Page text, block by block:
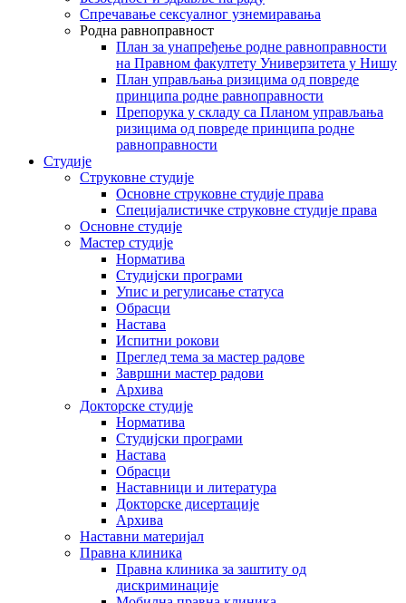
Спречавање сексуалног узнемиравања
Родна равноправност
План за унапређење родне равноправности
на Правном факултету Универзитета у Нишу
План управљања ризицима од повреде
принципа родне равноправности
Препорука у складу са Планом управљања
ризицима од повреде принципа родне
равноправности
Студије
Струковне студије
Основне струковне студије права
Специјалистичке струковне студије права
Основне студије
Мастер студије
Норматива
Студијски програми
Упис и регулисање статуса
Обрасци
Настава
Испитни рокови
Преглед тема за мастер радове
Завршни мастер радови
Архива
Докторске студије
Норматива
Студијски програми
Настава
Обрасци
Наставници и литература
Докторске дисертације
Архива
Наставни материјал
Правна клиника
Правна клиника за заштиту од
дискриминације